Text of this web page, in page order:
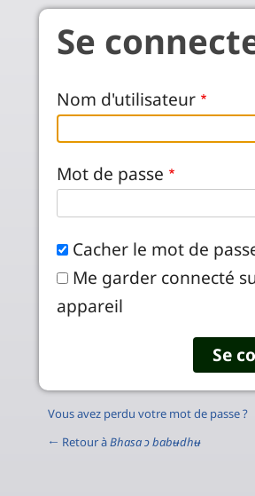
Aller au contenu principal
Se
Nom d'utilisateur
Mot de passe
Cacher le mot de
Me garder connecté
appareil
Vous avez perdu votre mot de passe ?
← Retour àBhasa ɔ babʉdhʉ